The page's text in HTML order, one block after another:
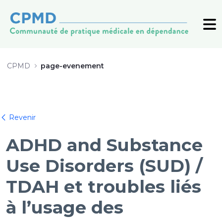
CPMD page-evenement
Revenir
ADHD and Substance
Use Disorders (SUD) /
TDAH et troubles liés
à l’usage des